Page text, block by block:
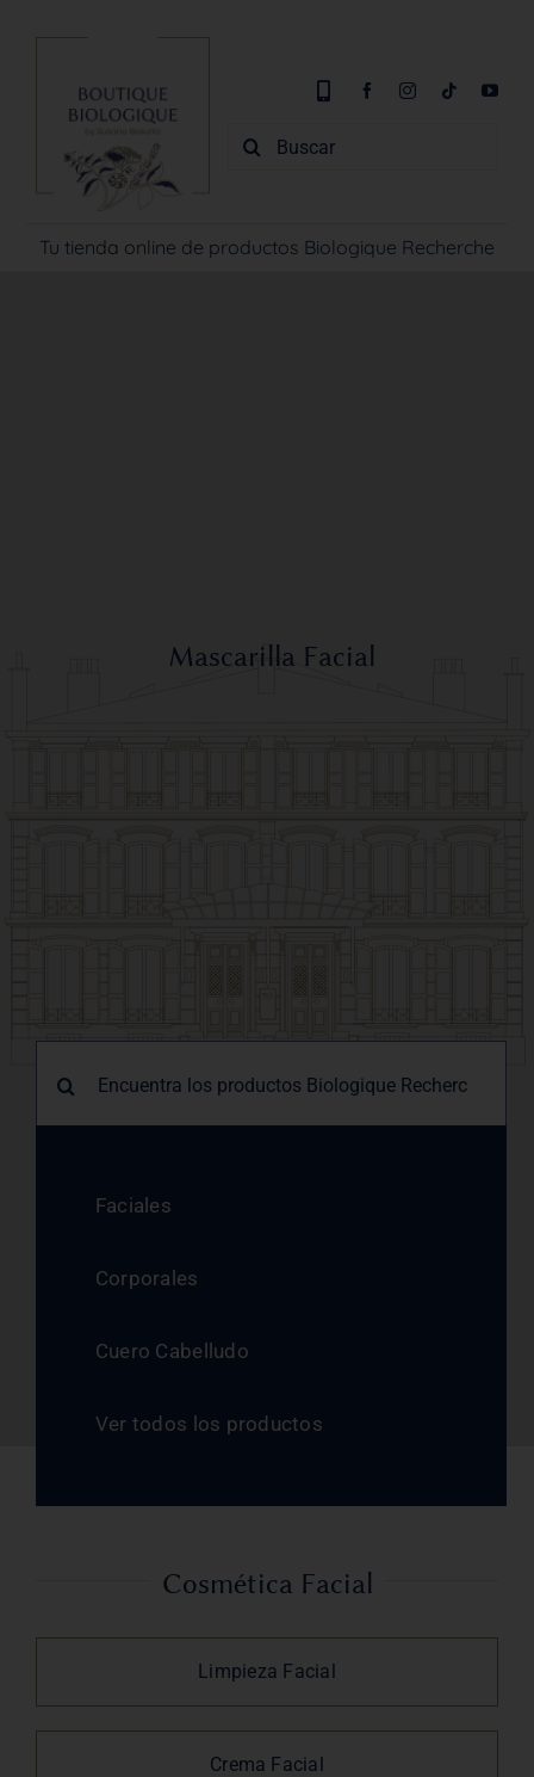
Tu tienda online de productos Biologique Recherche
Buscar:
Mascarilla Facial
Faciales
Corporales
Cuero Cabelludo
Ver todos los productos
Cosmética Facial
Limpieza Facial
Crema Facial